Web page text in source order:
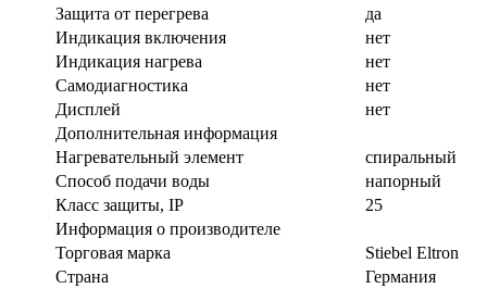
Защита от перегрева
да
Индикация включения
нет
Индикация нагрева
нет
Самодиагностика
нет
Дисплей
нет
Дополнительная информация
Нагревательный элемент
спиральный
Способ подачи воды
напорный
Класс защиты, IP
25
Информация о производителе
Торговая марка
Stiebel Eltron
Страна
Германия